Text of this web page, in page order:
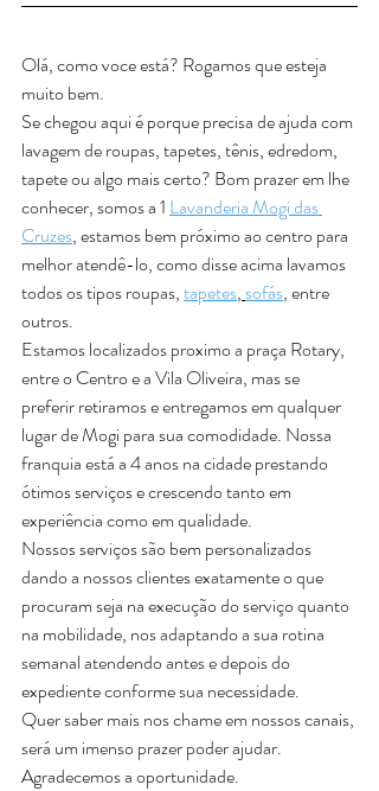
Olá, como voce está? Rogamos que esteja
muito bem.
Se chegou aqui é porque precisa de ajuda com
lavagem de roupas, tapetes, tênis, edredom,
tapete ou algo mais certo? Bom prazer em lhe
conhecer, somos a 1 Lavanderia Mogi das
Cruzes, estamos bem próximo ao centro para
melhor atendê-lo, como disse acima lavamos
todos os tipos roupas, tapetes, sofás, entre
outros.
Estamos localizados proximo a praça Rotary,
entre o Centro e a Vila Oliveira, mas se
preferir retiramos e entregamos em qualquer
lugar de Mogi para sua comodidade. Nossa
franquia está a 4 anos na cidade prestando
ótimos serviços e crescendo tanto em
experiência como em qualidade.
Nossos serviços são bem personalizados
dando a nossos clientes exatamente o que
procuram seja na execução do serviço quanto
na mobilidade, nos adaptando a sua rotina
semanal atendendo antes e depois do
expediente conforme sua necessidade.
Quer saber mais nos chame em nossos canais,
será um imenso prazer poder ajudar.
Agradecemos a oportunidade.